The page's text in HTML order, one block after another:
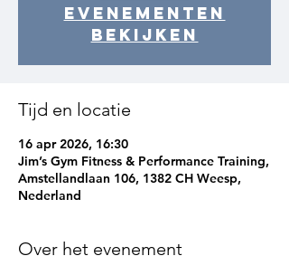
evenementen
bekijken
Tijd en locatie
16 apr 2026, 16:30
Jim’s Gym Fitness & Performance Training,
Amstellandlaan 106, 1382 CH Weesp,
Nederland
Over het evenement